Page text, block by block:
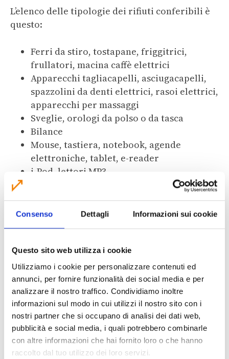
Consenso Dettagli Informazioni sui cookie
Questo sito web utilizza i cookie
Utilizziamo i cookie per personalizzare contenuti ed
annunci, per fornire funzionalità dei social media e per
analizzare il nostro traffico. Condividiamo inoltre
informazioni sul modo in cui utilizzi il nostro sito con i
nostri partner che si occupano di analisi dei dati web,
pubblicità e social media, i quali potrebbero combinarle
con altre informazioni che hai fornito loro o che hanno
raccolto dal tuo utilizzo dei loro servizi.
L’elenco delle tipologie dei rifiuti conferibili è
questo:
Ferri da stiro, tostapane, friggitrici,
frullatori, macina caffè elettrici
Apparecchi tagliacapelli, asciugacapelli,
spazzolini da denti elettrici, rasoi elettrici,
apparecchi per massaggi
Sveglie, orologi da polso o da tasca
Bilance
Mouse, tastiera, notebook, agende
elettroniche, tablet, e-reader
i-Pod, lettori MP3
Calcolatrici tascabili e da tavolo,
proiettori
Telefoni, telefoni senza filo, telefoni
cellulari, caricabatteria
radio
Videocamere, videoregistratori e
apparecchi per la riproduzione video in
genere
Registratori musicali, amplificatori audio
Strumenti musicali elettrici ed elettronici
Apparecchi di illuminazione (escluse le
lampadine a basso consumo, al neon e